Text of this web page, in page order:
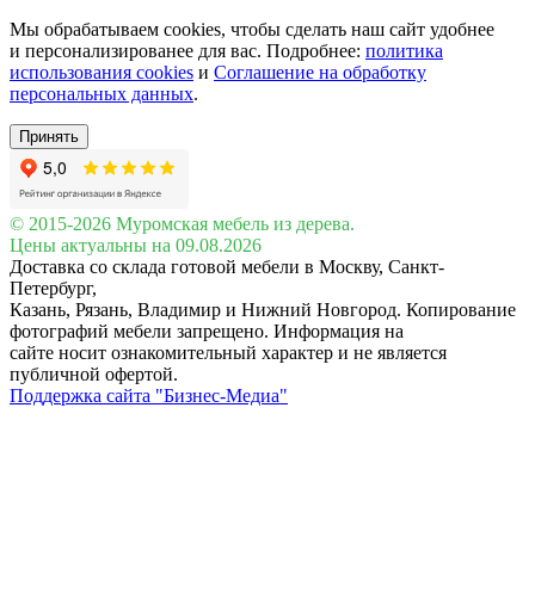
Мы обрабатываем cookies, чтобы сделать наш сайт удобнее
и персонализированее для вас. Подробнее: политика
использования cookies и Соглашение на обработку
персональных данных.
Принять
© 2015-2026 Муромская мебель из дерева.
Цены актуальны на 09.08.2026
Доставка со склада готовой мебели в Москву, Санкт-
Петербург,
Казань, Рязань, Владимир и Нижний Новгород. Копирование
фотографий мебели запрещено. Информация на
сайте носит ознакомительный характер и не является
публичной офертой.
Поддержка сайта "Бизнес-Медиа"